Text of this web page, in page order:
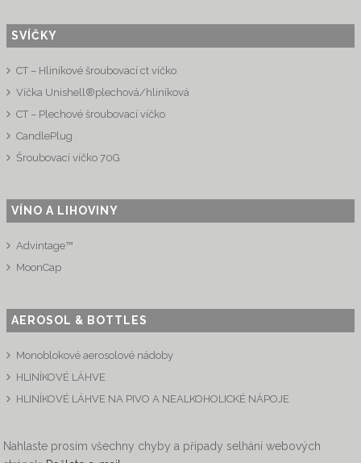
SVÍČKY
CT – Hliníkové šroubovací ct víčko
Víčka Unishell®plechová/hliníková
CT – Plechové šroubovací víčko
CandlePlug
Šroubovací víčko 70G
VÍNO A LIHOVINY
Advintage™
MoonCap
AEROSOL & BOTTLES
Monoblokové aerosolové nádoby
HLINÍKOVÉ LÁHVE
HLINÍKOVÉ LÁHVE NA PIVO A NEALKOHOLICKÉ NÁPOJE
Nahlaste prosím všechny chyby a případy selhání webových